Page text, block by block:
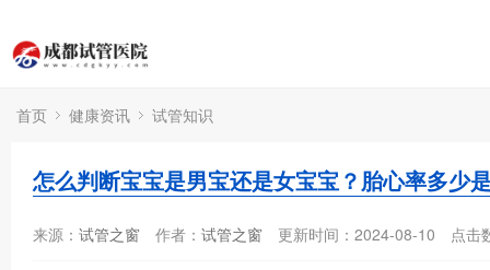
首页 健康资讯 试管知识
怎么判断宝宝是男宝还是女宝宝？胎心率多少
来源： 试管之窗 作者： 试管之窗 更新时间：2024-08-10 点击